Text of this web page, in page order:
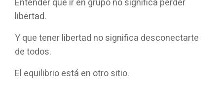
Entender que ir en grupo no significa perder
libertad.
Y que tener libertad no significa desconectarte
de todos.
El equilibrio está en otro sitio.